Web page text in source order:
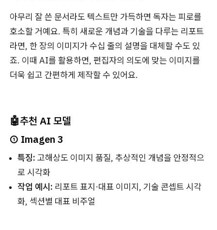
아무리 잘 쓴 문서라도 텍스트만 가득하면 독자는 피로를
호소할 거예요. 특히 새로운 개념과 기술을 다루는 리포트
라면, 한 장의 이미지가 수십 줄의 설명을 대체할 수도 있
죠. 이때 AI를 활용하면, 편집자의 의도에 맞는 이미지를
더욱 쉽고 간편하게 제작할 수 있어요.
🤖추천 AI 모델
① Imagen 3
특징: 고해상도 이미지 품질, 추상적인 개념을 안정적으
로 시각화
작업 예시: 리포트 표지·대표 이미지, 기술 콘셉트 시각
화, 섹션별 대표 비주얼